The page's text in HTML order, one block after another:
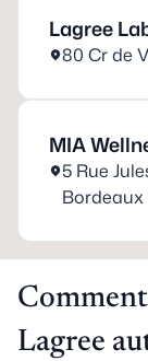
Lagree
80 Cr de
MIA
5 Rue
Bordeaux
Lagree